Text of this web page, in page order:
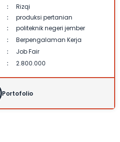
:
Rizqi
:
produksi pertanian
: politeknik negeri jember
: Berpengalaman Kerja
: Job Fair
: 2.800.000
Portofolio